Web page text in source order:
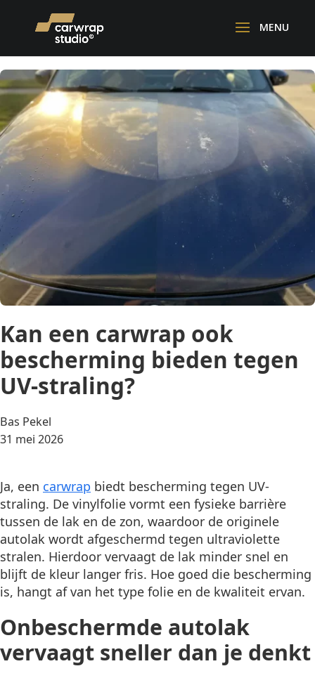
Kan een carwrap ook
bescherming bieden tegen
UV-straling?
Posted
by:
Bas Pekel
31 mei 2026
Ja, een carwrap biedt bescherming tegen UV-
straling. De vinylfolie vormt een fysieke barrière
tussen de lak en de zon, waardoor de originele
autolak wordt afgeschermd tegen ultraviolette
stralen. Hierdoor vervaagt de lak minder snel en
blijft de kleur langer fris. Hoe goed die bescherming
is, hangt af van het type folie en de kwaliteit ervan.
Onbeschermde autolak
vervaagt sneller dan je denkt